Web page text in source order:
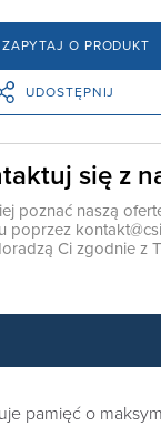
ZAPYTAJ O PRODUKT
UDOSTĘPNIJ
się z
poznać naszą
poprzez
Ci zgodnie z
pamięć o